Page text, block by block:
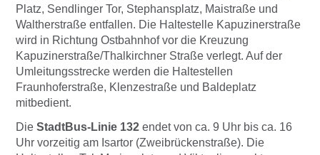
Platz, Sendlinger Tor, Stephansplatz, Maistraße und
Waltherstraße entfallen. Die Haltestelle Kapuzinerstraße
wird in Richtung Ostbahnhof vor die Kreuzung
Kapuzinerstraße/Thalkirchner Straße verlegt. Auf der
Umleitungsstrecke werden die Haltestellen
Fraunhoferstraße, Klenzestraße und Baldeplatz
mitbedient.
Die StadtBus-Linie 132 endet von ca. 9 Uhr bis ca. 16
Uhr vorzeitig am Isartor (Zweibrückenstraße). Die